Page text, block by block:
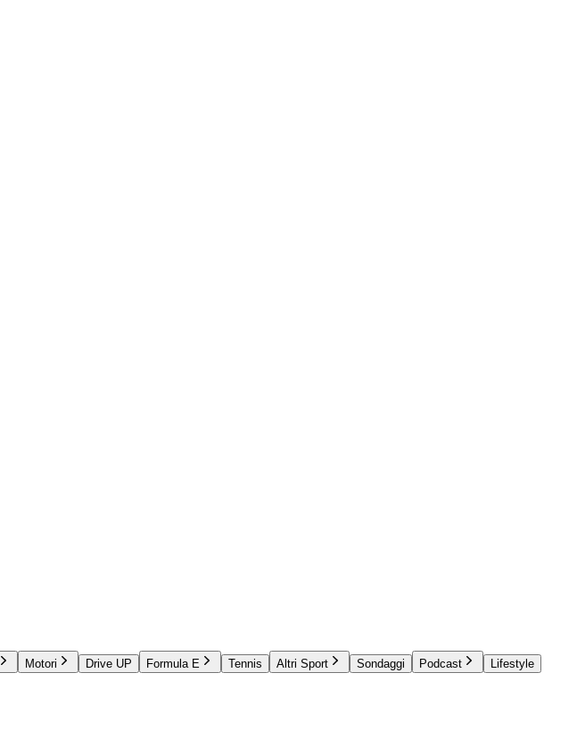
Motori Drive UP Formula E Tennis Altri Sport Sondaggi Podcast
Lifestyle